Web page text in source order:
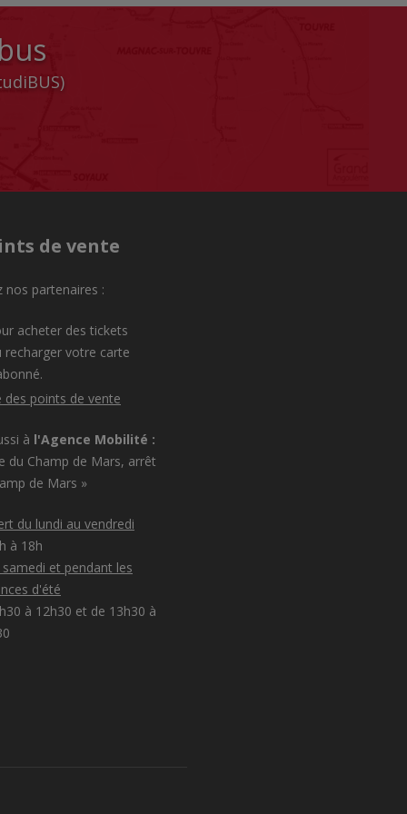
de vente
nos partenaires :
acheter des tickets
recharger votre carte
des points de vente
à l'Agence Mobilité :
du Champ de Mars, arrêt
de Mars »
du lundi au vendredi
à 18h
samedi et pendant les
d'été
à 12h30 et de 13h30 à